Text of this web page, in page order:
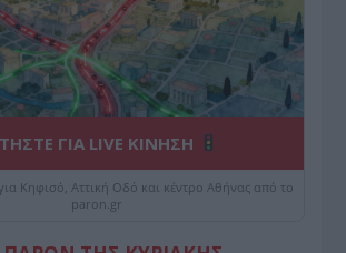
ΓΙΑ LIVE ΚΙΝΗΣΗ
Κηφισό, Αττική Οδό και κέντρο Αθήνας από το
paron.gr